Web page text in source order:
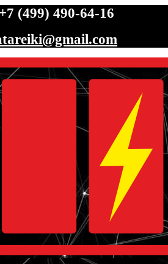
(499) 490-64-16